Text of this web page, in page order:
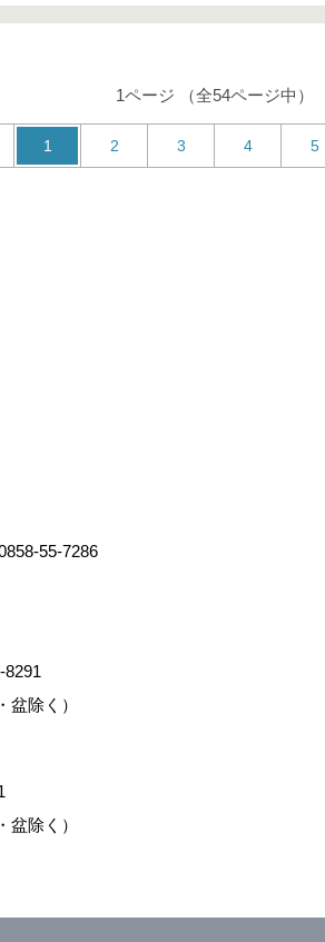
1ページ （全54ページ中）
1 2 3 4 5
55-7286
8291
盆除く）
盆除く）